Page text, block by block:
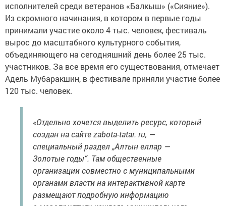
исполнителей среди ветеранов «Балкыш» («Сияние»).
Из скромного начинания, в котором в первые годы
принимали участие около 4 тыс. человек, фестиваль
вырос до масштабного культурного события,
объединяющего на сегодняшний день более 25 тыс.
участников. За все время его существования, отмечает
Адель Мубаракшин, в фестивале приняли участие более
120 тыс. человек.
«Отдельно хочется выделить ресурс, который
создан на сайте zabota-tatar. ru, —
специальный раздел „Алтын еллар —
Золотые годы“. Там общественные
организации совместно с муниципальными
органами власти на интерактивной карте
размещают подробную информацию